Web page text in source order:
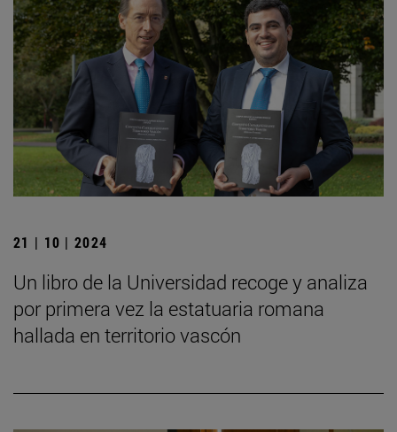
21 | 10 | 2024
Un libro de la Universidad recoge y analiza
por primera vez la estatuaria romana
hallada en territorio vascón